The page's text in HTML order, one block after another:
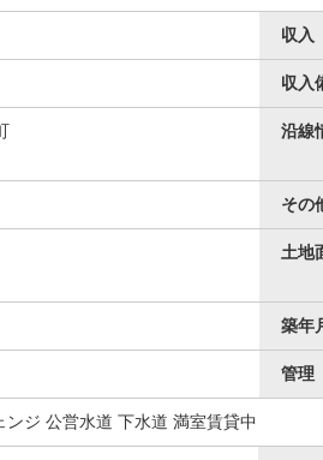
収入
収入
沿線
その
土地
築年
管理
ジ 公営水道 下水道 満室賃貸中